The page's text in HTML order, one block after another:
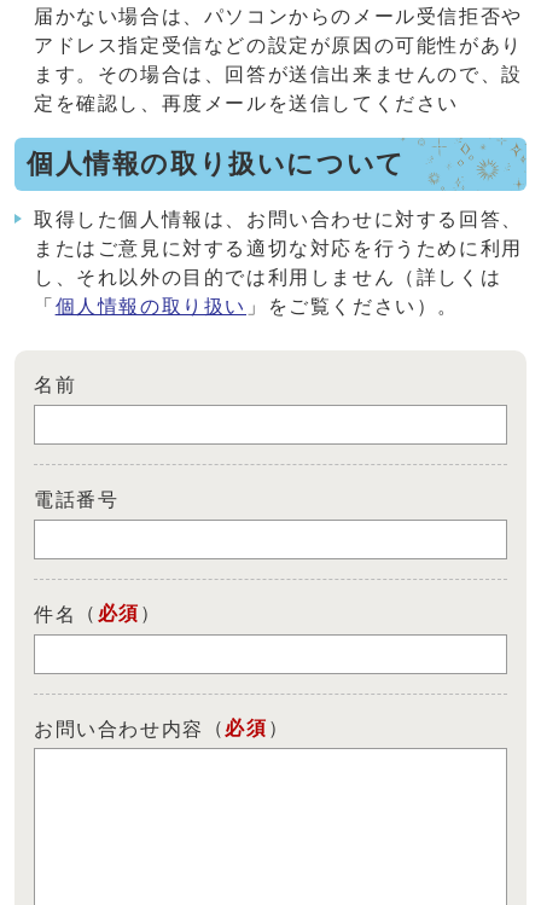
届かない場合は、パソコンからのメール受信拒否や
アドレス指定受信などの設定が原因の可能性があり
ます。その場合は、回答が送信出来ませんので、設
定を確認し、再度メールを送信してください
個人情報の取り扱いについて
取得した個人情報は、お問い合わせに対する回答、
またはご意見に対する適切な対応を行うために利用
し、それ以外の目的では利用しません（詳しくは
「 個人情報の取り扱い 」をご覧ください）。
名前
電話番号
件名 （ 必須 ）
お問い合わせ内容 （ 必須 ）